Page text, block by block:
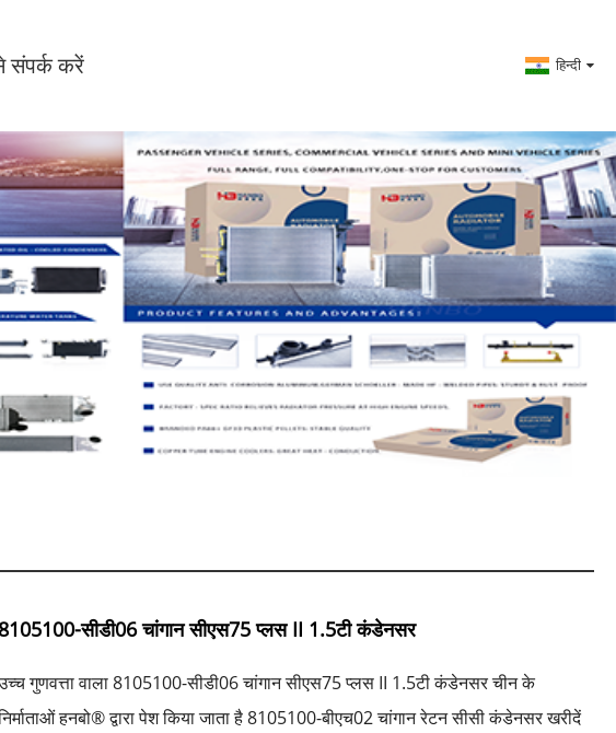
संपर्क करें हिन्दी
8105100-सीडी06 चांगान सीएस75 प्लस II 1.5टी कंडेनसर
गुणवत्ता वाला 8105100-सीडी06 चांगान सीएस75 प्लस II 1.5टी कंडेनसर चीन के
हनबो® द्वारा पेश किया जाता है 8105100-बीएच02 चांगान रेटन सीसी कंडेनसर खरीदें